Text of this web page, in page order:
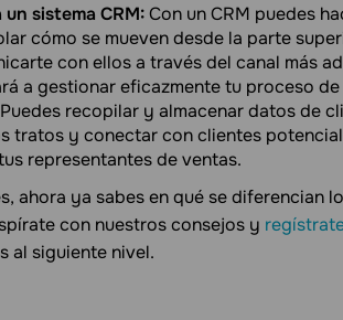
un sistema CRM:Con un CRM puedes
cómo se mueven desde la parte
con ellos a través del canal más
a gestionar eficazmente tu proceso
recopilar y almacenar datos de
tratos y conectar con clientes
representantes de ventas.
ahora ya sabes en qué se diferencian
con nuestros consejos y
al siguiente nivel.